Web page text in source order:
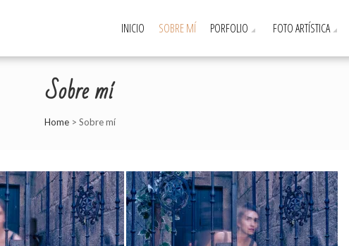
INICIO SOBRE MÍ PORFOLIO FOTO ARTÍSTICA
Sobre mí
Home> Sobre mí